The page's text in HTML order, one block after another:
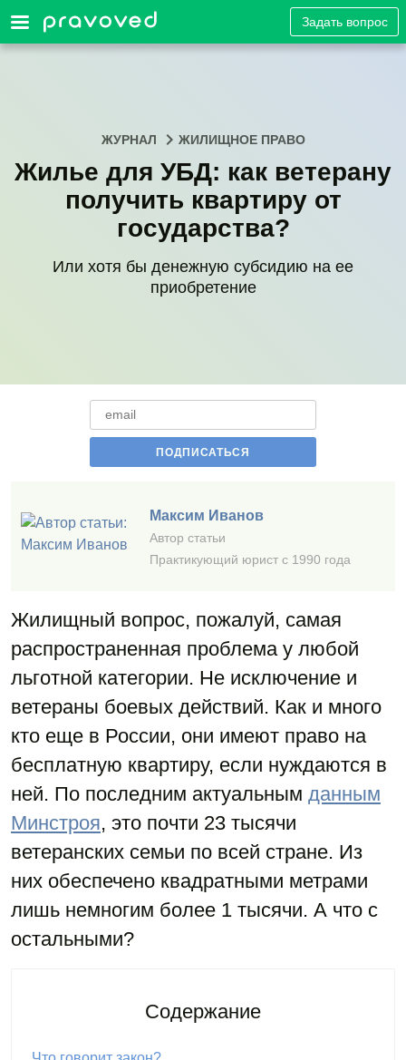
Задать вопрос
ЖУРНАЛ ЖИЛИЩНОЕ ПРАВО
Жилье для УБД: как ветерану
получить квартиру от
государства?
Или хотя бы денежную субсидию на ее
приобретение
Максим Иванов
Автор статьи
Практикующий юрист с 1990 года
Жилищный вопрос, пожалуй, самая
распространенная проблема у любой
льготной категории. Не исключение и
ветераны боевых действий. Как и много
кто еще в России, они имеют право на
бесплатную квартиру, если нуждаются в
ней. По последним актуальным данным
Минстроя, это почти 23 тысячи
ветеранских семьи по всей стране. Из
них обеспечено квадратными метрами
лишь немногим более 1 тысячи. А что с
остальными?
Содержание